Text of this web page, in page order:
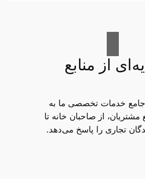
از منابع
خدمات تخصصی ما به
از صاحبان خانه تا
تجاری را پاسخ می‌دهد.